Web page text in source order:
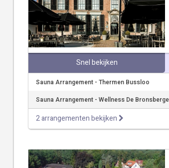
Snel bekijken
Sauna Arrangement - Thermen Bussloo
Sauna Arrangement - Wellness De
2 arrangementen bekijken